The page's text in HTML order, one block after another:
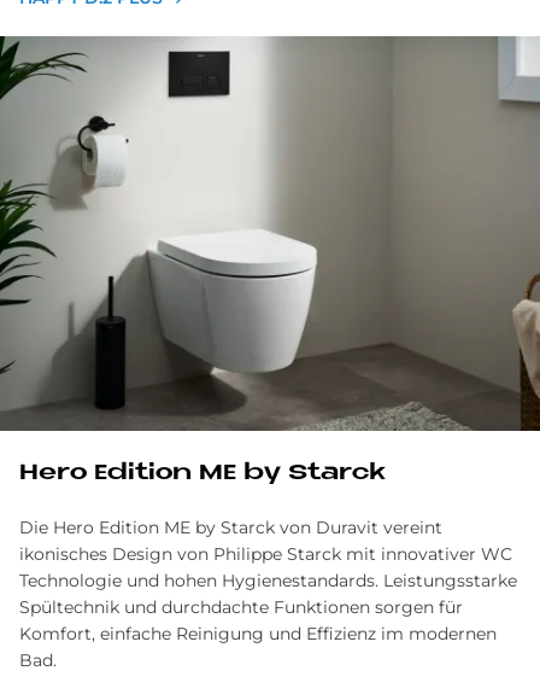
Hero Edi­ti­on ME by Star­ck
Die Hero Edition ME by Starck von Duravit vereint
ikonisches Design von Philippe Starck mit innovativer WC
Technologie und hohen Hygienestandards. Leistungsstarke
Spültechnik und durchdachte Funktionen sorgen für
Komfort, einfache Reinigung und Effizienz im modernen
Bad.